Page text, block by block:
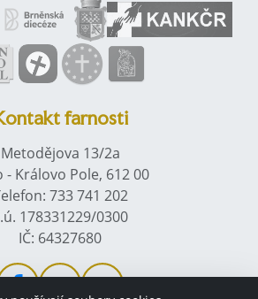
farnosti
Metodějova 13/2a
- Královo Pole, 612 00
733 741 202
178331229/0300
IČ: 64327680